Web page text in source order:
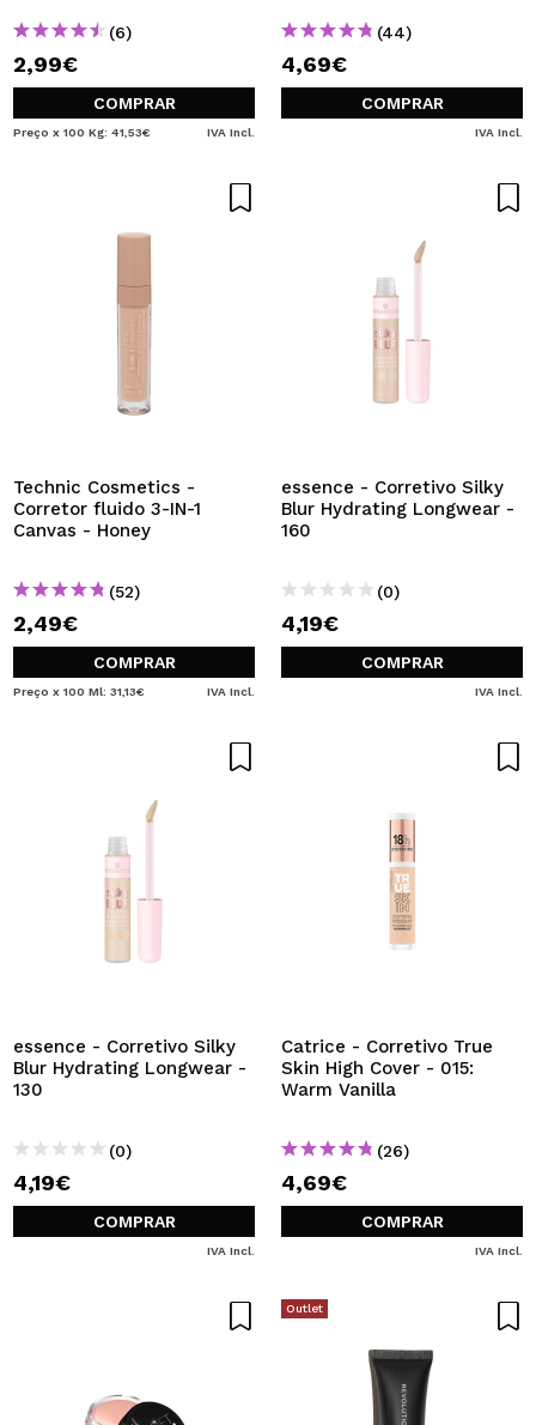
(6)
2,99€
COMPRAR
Preço x 100 Kg: 41,53€ IVA Incl.
(44)
4,69€
COMPRAR
IVA Incl.
Technic Cosmetics -
Corretor fluido 3-IN-1
Canvas - Honey
(52)
2,49€
COMPRAR
Preço x 100 Ml: 31,13€ IVA Incl.
essence - Corretivo Silky
Blur Hydrating Longwear -
160
(0)
4,19€
COMPRAR
IVA Incl.
essence - Corretivo Silky
Blur Hydrating Longwear -
130
(0)
4,19€
COMPRAR
IVA Incl.
Catrice - Corretivo True
Skin High Cover - 015:
Warm Vanilla
(26)
4,69€
COMPRAR
IVA Incl.
Outlet